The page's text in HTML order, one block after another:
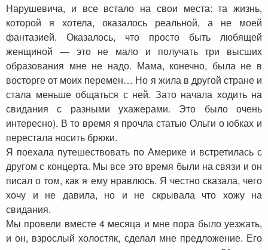
Нарушевича, и все встало на свои места: та жизнь,
которой я хотела, оказалось реальной, а не моей
фантазией. Оказалось, что просто быть любящей
женщиной — это не мало и получать три высших
образования мне не надо. Мама, конечно, была не в
восторге от моих перемен… Но я жила в другой стране и
стала меньше общаться с ней. Зато начала ходить на
свидания с разными ухажерами. Это было очень
интересно). В то время я прочла статью Ольги о юбках и
перестала носить брюки.
Я поехала путешествовать по Америке и встретилась с
другом с концерта. Мы все это время были на связи и он
писал о том, как я ему нравлюсь. Я честно сказала, чего
хочу и не давила, но и не скрывала что хожу на
свидания.
Мы провели вместе 4 месяца и мне пора было уезжать,
и он, взрослый холостяк, сделал мне предложение. Его